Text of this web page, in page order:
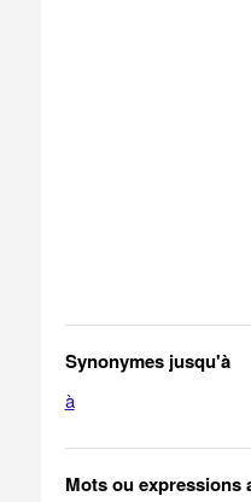
Synonymes jusqu'à
à
Mots ou expressions